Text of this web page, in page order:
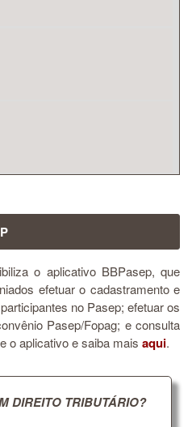
o aplicativo BBPasep, que
efetuar o cadastramento e
no Pasep; efetuar os
Pasep/Fopag; e consulta
o aplicativo e saiba mais aqui.
DIREITO TRIBUTÁRIO?